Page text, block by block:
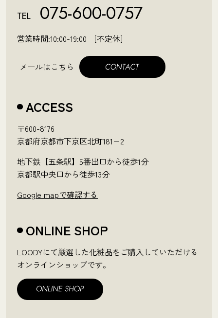
TEL 075-600-0757
営業時間:10:00-19:00 [不定休]
メールはこちら
ACCESS
〒600-8176
京都府京都市下京区北町181−2
地下鉄【五条駅】5番出口から徒歩1分
京都駅中央口から徒歩13分
Google mapで確認する
ONLINE SHOP
LOODYにて厳選した化粧品をご購入していただける
オンラインショップです。